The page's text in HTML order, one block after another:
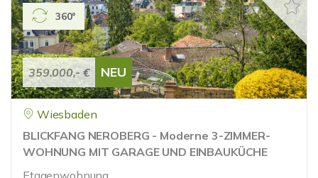
359.000,- € NEU
360°
Wiesbaden
BLICKFANG NEROBERG - Moderne 3-ZIMMER-
WOHNUNG MIT GARAGE UND EINBAUKÜCHE
Etagenwohnung